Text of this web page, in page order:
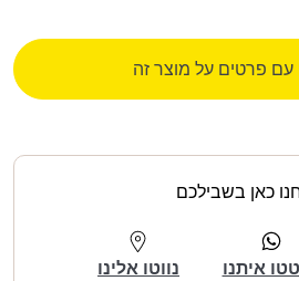
עם פרטים על מוצר זה
כאן בשבילכם
איתנו נווטו אלינו